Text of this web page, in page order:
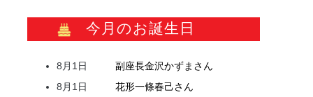
今月のお誕生日
8月1日 副座長金沢かずま さん
8月1日
花形一條春己さん